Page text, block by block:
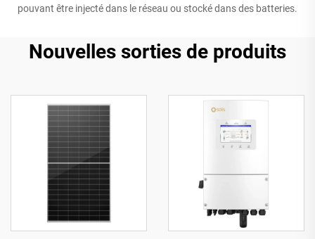
pouvant être injecté dans le réseau ou stocké dans des batteries.
Nouvelles sorties de produits